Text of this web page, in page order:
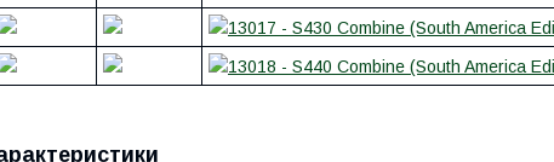
13017 - S430 Combine (South America
13018 - S440 Combine (South America